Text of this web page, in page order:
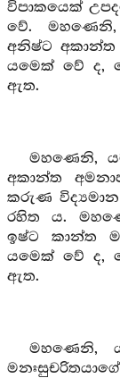
විපාකයෙක්
වේ.
අනිෂ්ට
යමෙක් වේ ද,
ඇත.
මහණෙනි,
අකාන්ත
කරුණ
රහිත ය.
ඉෂ්ට කාන්ත
යමෙක් වේ ද,
ඇත.
මහණෙනි,